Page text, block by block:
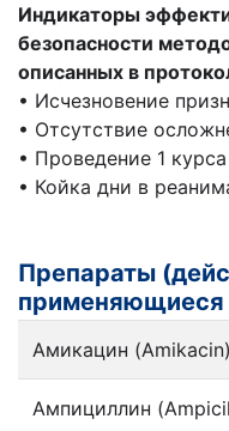
Индикаторы
безопасности
описанных в
• Исчезновение
• Отсутствие
• Проведение 1
• Койка дни в
Препараты
применяющиеся
Амикацин (Amikacin)
Ампициллин